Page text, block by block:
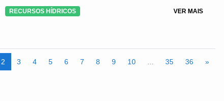
solar da água, gestão saudável dos quintais e animais, gestão do
de Janeiro - RJ - CEP: 22713-375. Coordenador executivo: Gilson
campus-fiocruz-mata-atlantica - fb.com/fiocruzmataatlantica
RECURSOS HÍDRICOS VER MAIS
2 3 4 5 6 7 8 9 10 35 36 »